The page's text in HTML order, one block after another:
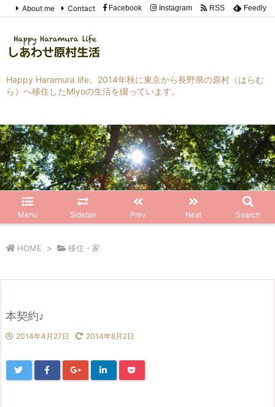
Happy Haramura life。2014年秋に東京から長野県の原村（はらむ
ら）へ移住したMiyoの生活を綴っています。
Menu Sidebar Prev Next Search
About me Contact Facebook Instagram RSS Feedly
HOME > 移住・家
本契約♪
2014年4月27日 2014年8月2日